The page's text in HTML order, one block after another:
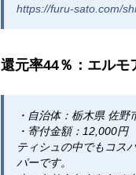
https://furu-sato.com/
還元率44％：エルモ
・自治体：栃木県 佐野
・寄付金額：12,000円
ティシュの中でもコス
パーです。